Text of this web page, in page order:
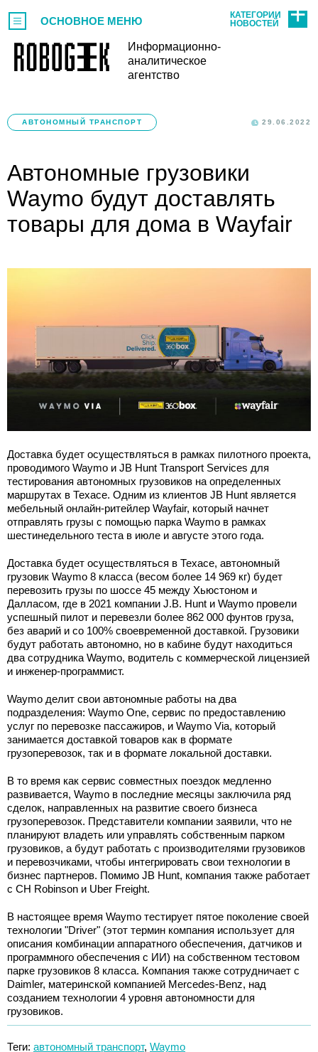
Информационно-
аналитическое
агентство
ОСНОВНОЕ МЕНЮ
КАТЕГОРИИ
НОВОСТЕЙ
АВТОНОМНЫЙ ТРАНСПОРТ 29.06.2022
Автономные грузовики
Waymo будут доставлять
товары для дома в Wayfair
Доставка будет осуществляться в рамках пилотного проекта,
проводимого Waymo и JB Hunt Transport Services для
тестирования автономных грузовиков на определенных
маршрутах в Техасе. Одним из клиентов JB Hunt является
мебельный онлайн-ритейлер Wayfair, который начнет
отправлять грузы с помощью парка Waymo в рамках
шестинедельного теста в июле и августе этого года.
Доставка будет осуществляться в Техасе, автономный
грузовик Waymo 8 класса (весом более 14 969 кг) будет
перевозить грузы по шоссе 45 между Хьюстоном и
Далласом, где в 2021 компании J.B. Hunt и Waymo провели
успешный пилот и перевезли более 862 000 фунтов груза,
без аварий и со 100% своевременной доставкой. Грузовики
будут работать автономно, но в кабине будут находиться
два сотрудника Waymo, водитель с коммерческой лицензией
и инженер-программист.
Waymo делит свои автономные работы на два
подразделения: Waymo One, сервис по предоставлению
услуг по перевозке пассажиров, и Waymo Via, который
занимается доставкой товаров как в формате
грузоперевозок, так и в формате локальной доставки.
В то время как сервис совместных поездок медленно
развивается, Waymo в последние месяцы заключила ряд
сделок, направленных на развитие своего бизнеса
грузоперевозок. Представители компании заявили, что не
планируют владеть или управлять собственным парком
грузовиков, а будут работать с производителями грузовиков
и перевозчиками, чтобы интегрировать свои технологии в
бизнес партнеров. Помимо JB Hunt, компания также работает
с CH Robinson и Uber Freight.
В настоящее время Waymo тестирует пятое поколение своей
технологии "Driver" (этот термин компания использует для
описания комбинации аппаратного обеспечения, датчиков и
программного обеспечения с ИИ) на собственном тестовом
парке грузовиков 8 класса. Компания также сотрудничает с
Daimler, материнской компанией Mercedes-Benz, над
созданием технологии 4 уровня автономности для
грузовиков.
Теги: автономный транспорт, Waymo